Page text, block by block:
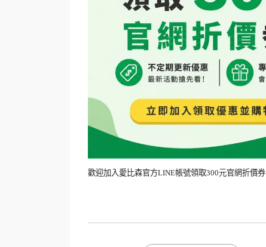
歡迎加入愛比森官方LINE帳號領取300元官網折價